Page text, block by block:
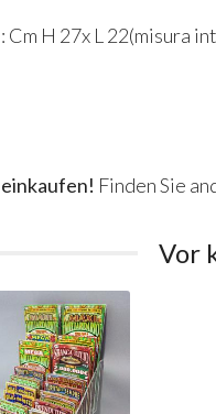
Cm H 27x L 22(misura
Finden Sie
Vor